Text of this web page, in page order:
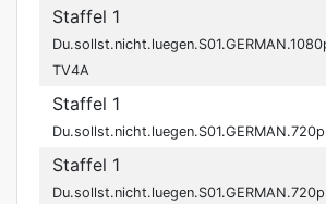
Staffel 1
TV4A
Staffel 1
Staffel 1